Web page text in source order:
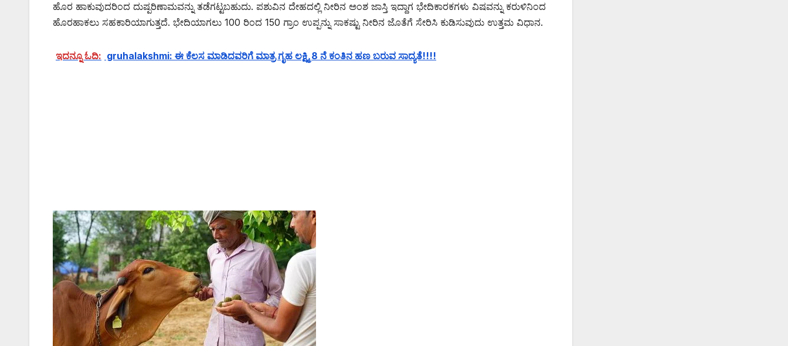
ಹೊರ ಹಾಕುವುದರಿಂದ ದುಷ್ಪರಿಣಾಮವನ್ನು ತಡೆಗಟ್ಟಬಹುದು. ಪಶುವಿನ ದೇಹದಲ್ಲಿ ನೀರಿನ ಅಂಶ ಜಾಸ್ತಿ ಇದ್ದಾಗ ಭೇದಿಕಾರಕಗಳು ವಿಷವನ್ನು ಕರುಳಿನಿಂದ
ಹೊರಹಾಕಲು ಸಹಕಾರಿಯಾಗುತ್ತದೆ. ಭೇದಿಯಾಗಲು 100 ರಿಂದ 150 ಗ್ರಾಂ ಉಪ್ಪನ್ನು ಸಾಕಷ್ಟು ನೀರಿನ ಜೊತೆಗೆ ಸೇರಿಸಿ ಕುಡಿಸುವುದು ಉತ್ತಮ ವಿಧಾನ.
ಇದನ್ನೂ ಓದಿ: gruhalakshmi: ಈ ಕೆಲಸ ಮಾಡಿದವರಿಗೆ ಮಾತ್ರ ಗೃಹ ಲಕ್ಷ್ಮಿ 8 ನೆ ಕಂತಿನ ಹಣ ಬರುವ ಸಾದ್ಯತೆ!!!!